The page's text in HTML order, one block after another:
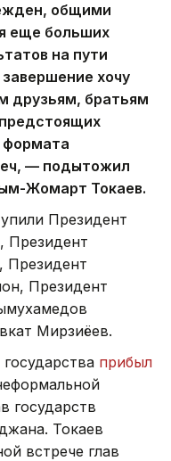
общими
еще больших
на пути
хочу
друзьям, братьям
формата
— подытожил
Жомарт Токаев.
Президент
Президент
Президент
Президент
Мирзиёев.
прибыл
государств
Токаев
встрече глав